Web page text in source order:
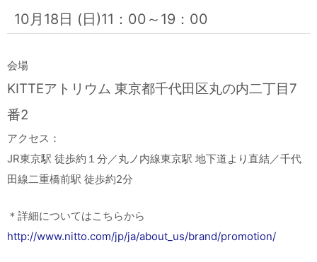
10月18日 (日)11：00～19：00
会場
KITTEアトリウム 東京都千代田区丸の内二丁目7
番2
アクセス：
JR東京駅 徒歩約１分／丸ノ内線東京駅 地下道より直結／千代
田線二重橋前駅 徒歩約2分
＊詳細についてはこちらから
http://www.nitto.com/jp/ja/about_us/brand/promotion/